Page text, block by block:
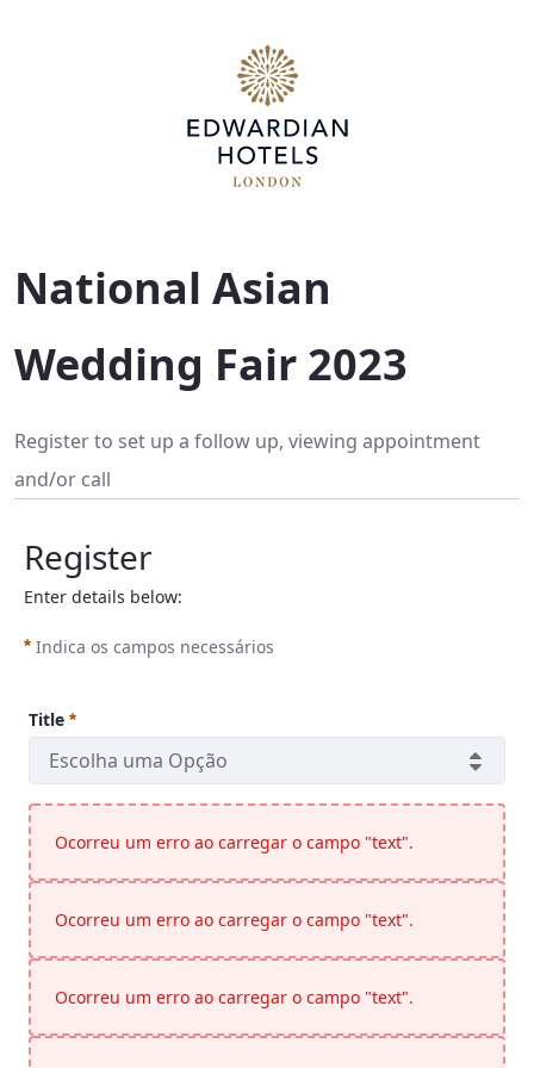
National Asian
Wedding Fair 2023
Register to set up a follow up, viewing appointment
and/or call
Register
Enter details below:
Indica os campos necessários
Title
Escolha uma Opção
Obrigatório
Ocorreu um erro ao carregar o campo "text".
Ocorreu um erro ao carregar o campo "text".
Ocorreu um erro ao carregar o campo "text".